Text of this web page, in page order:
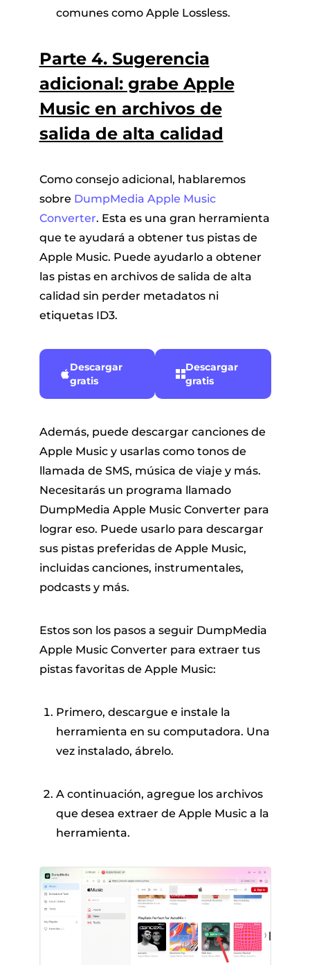
comunes como Apple Lossless.
Parte 4. Sugerencia
adicional: grabe Apple
Music en archivos de
salida de alta calidad
Como consejo adicional, hablaremos
sobre DumpMedia Apple Music
Converter. Esta es una gran herramienta
que te ayudará a obtener tus pistas de
Apple Music. Puede ayudarlo a obtener
las pistas en archivos de salida de alta
calidad sin perder metadatos ni
etiquetas ID3.
Descargar
gratis
Descargar
gratis
Además, puede descargar canciones de
Apple Music y usarlas como tonos de
llamada de SMS, música de viaje y más.
Necesitarás un programa llamado
DumpMedia Apple Music Converter para
lograr eso. Puede usarlo para descargar
sus pistas preferidas de Apple Music,
incluidas canciones, instrumentales,
podcasts y más.
Estos son los pasos a seguir DumpMedia
Apple Music Converter para extraer tus
pistas favoritas de Apple Music:
Primero, descargue e instale la
herramienta en su computadora. Una
vez instalado, ábrelo.
A continuación, agregue los archivos
que desea extraer de Apple Music a la
herramienta.